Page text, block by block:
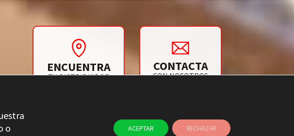
ENCUENTRA
TU DISTRIBUIDOR
CONTACTA
CON NOSOTROS
o
ACEPTAR RECHAZAR